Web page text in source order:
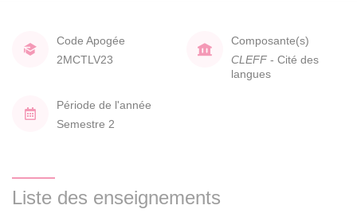
Code Apogée
2MCTLV23
Composante(s)
CLEFF - Cité des
langues
Période de l'année
Semestre 2
Liste des enseignements